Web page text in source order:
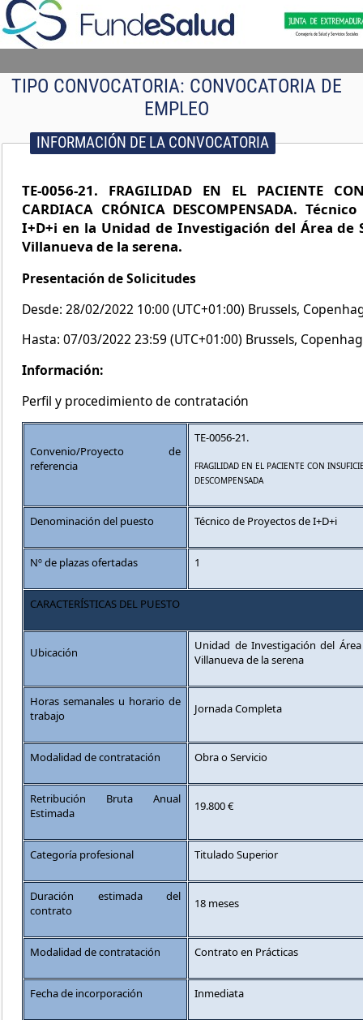
TIPO CONVOCATORIA: CONVOCATORIA DE
EMPLEO
INFORMACIÓN DE LA CONVOCATORIA
TE-0056-21. FRAGILIDAD EN EL PACIENTE
CARDIACA CRÓNICA DESCOMPENSADA.
I+D+i en la Unidad de Investigación del Área de
Villanueva de la serena.
Presentación de Solicitudes
Desde: 28/02/2022 10:00 (UTC+01:00) Brussels,
Hasta: 07/03/2022 23:59 (UTC+01:00) Brussels,
Información:
Perfil y procedimiento de contratación
Convenio/Proyecto de
referencia
TE-0056-21.
FRAGILIDAD EN EL PACIENTE CON
DESCOMPENSADA
Denominación del puesto Técnico de Proyectos de I+D+i
Nº de plazas ofertadas 1
CARACTERÍSTICAS DEL PUESTO
Ubicación
Unidad de Investigación del
Villanueva de la serena
Horas semanales u horario de
trabajo
Jornada Completa
Modalidad de contratación Obra o Servicio
Retribución Bruta Anual
Estimada
19.800 €
Categoría profesional Titulado Superior
Duración estimada del
contrato
18 meses
Modalidad de contratación Contrato en Prácticas
Fecha de incorporación Inmediata